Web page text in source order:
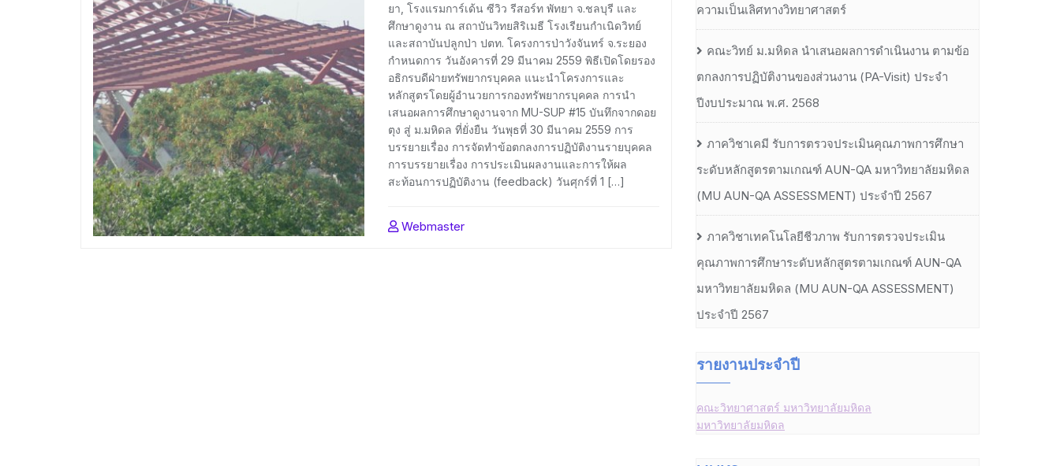
ยา, โรงแรมการ์เด้น ซีวิว รีสอร์ท พัทยา จ.ชลบุรี และ
ศึกษาดูงาน ณ สถาบันวิทยสิริเมธี โรงเรียนกำเนิดวิทย์
และสถาบันปลูกป่า ปตท. โครงการป่าวังจันทร์ จ.ระยอง
กำหนดการ วันอังคารที่ 29 มีนาคม 2559 พิธีเปิดโดยรอง
อธิกรบดีฝ่ายทรัพยากรบุคคล แนะนำโครงการและ
หลักสูตรโดยผู้อำนวยการกองทรัพยากรบุคคล การนำ
เสนอผลการศึกษาดูงานจาก MU-SUP #15 บันทึกจากดอย
ตุง สู่ ม.มหิดล ที่ยั่งยืน วันพุธที่ 30 มีนาคม 2559 การ
บรรยายเรื่อง การจัดทำข้อตกลงการปฏิบัติงานรายบุคคล
การบรรยายเรื่อง การประเมินผลงานและการให้ผล
สะท้อนการปฏิบัติงาน (feedback) วันศุกร์ที่ 1 […]
Webmaster
ความเป็นเลิศทางวิทยาศาสตร์
คณะวิทย์ ม.มหิดล นำเสนอผลการดำเนินงาน ตามข้อ
ตกลงการปฏิบัติงานของส่วนงาน (PA-Visit) ประจำ
ปีงบประมาณ พ.ศ. 2568
ภาควิชาเคมี รับการตรวจประเมินคุณภาพการศึกษา
ระดับหลักสูตรตามเกณฑ์ AUN-QA มหาวิทยาลัยมหิดล
(MU AUN-QA ASSESSMENT) ประจำปี 2567
ภาควิชาเทคโนโลยีชีวภาพ รับการตรวจประเมิน
คุณภาพการศึกษาระดับหลักสูตรตามเกณฑ์ AUN-QA
มหาวิทยาลัยมหิดล (MU AUN-QA ASSESSMENT)
ประจำปี 2567
รายงานประจำปี
คณะวิทยาศาสตร์ มหาวิทยาลัยมหิดล
มหาวิทยาลัยมหิดล